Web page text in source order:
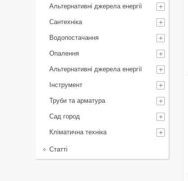
Альтернативні джерела енергії
Сантехніка
Водопостачання
Опалення
Альтернативні джерела енергії
Інструмент
Труби та арматура
Сад город
Кліматична техніка
Статті